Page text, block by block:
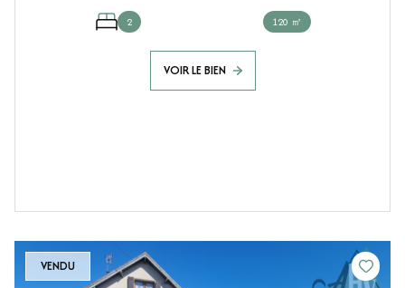
2 120 ㎡
VOIR LE BIEN
VENDU